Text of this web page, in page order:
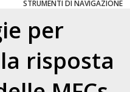
STRUMENTI DI NAVIGAZIONE
per
risposta